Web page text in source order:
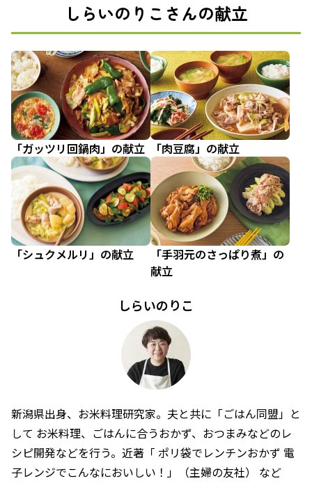
しらいのりこさんの献立
「ガッツリ回鍋肉」の献立 「肉豆腐」の献立
「シュクメルリ」の献立
「手羽元のさっぱり煮」の
献立
しらいのりこ
新潟県出身、お米料理研究家。夫と共に「ごはん同盟」と
して お米料理、ごはんに合うおかず、おつまみなどのレ
シピ開発などを行う。近著「 ポリ袋でレンチンおかず 電
子レンジでこんなにおいしい！」（主婦の友社） など